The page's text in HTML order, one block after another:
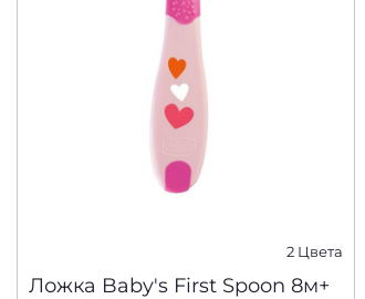
2 Цвета
Ложка Baby's First Spoon 8м+